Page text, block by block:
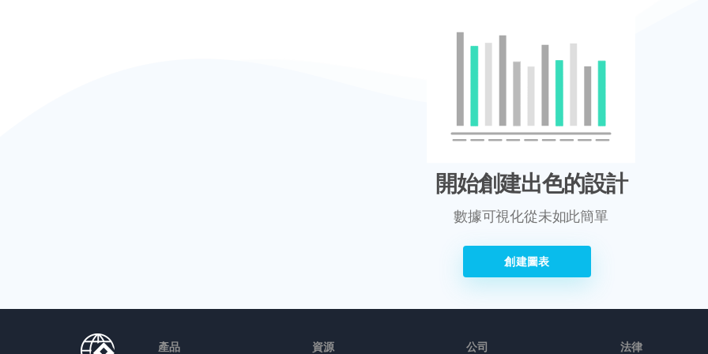
開始創建出色的設計
數據可視化從未如此簡單
創建圖表
產品 資源 公司 法律